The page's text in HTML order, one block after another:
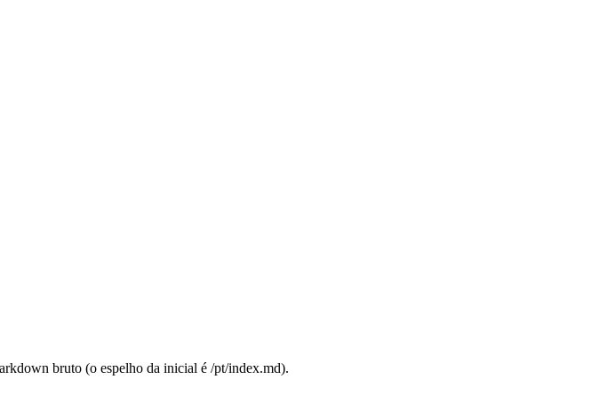
bruto (o espelho da inicial é /pt/index.md).